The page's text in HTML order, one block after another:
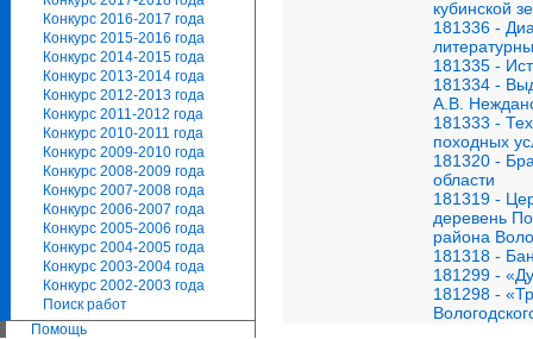
Конкурс 2016-2017 года
Конкурс 2015-2016 года
Конкурс 2014-2015 года
Конкурс 2013-2014 года
Конкурс 2012-2013 года
Конкурс 2011-2012 года
Конкурс 2010-2011 года
Конкурс 2009-2010 года
Конкурс 2008-2009 года
Конкурс 2007-2008 года
Конкурс 2006-2007 года
Конкурс 2005-2006 года
Конкурс 2004-2005 года
Конкурс 2003-2004 года
Конкурс 2002-2003 года
Поиск работ
Помощь
кубинской
181336 -
181335 -
181334 -
А.В.
181333 -
походных
181320 -
области
181319 -
деревень
района
181318 -
181299 -
181298 -